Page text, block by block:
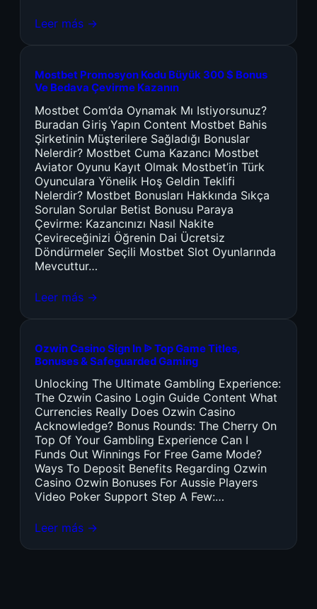
Leer más →
Mostbet Promosyon Kodu Büyük 300 $ Bonus
Ve Bedava Çevirme Kazanın
Mostbet Com’da Oynamak Mı Istiyorsunuz?
Buradan Giriş Yapın Content Mostbet Bahis
Şirketinin Müşterilere Sağladığı Bonuslar
Nelerdir? Mostbet Cuma Kazancı Mostbet
Aviator Oyunu Kayıt Olmak Mostbet’in Türk
Oyunculara Yönelik Hoş Geldin Teklifi
Nelerdir? Mostbet Bonusları Hakkında Sıkça
Sorulan Sorular Betist Bonusu Paraya
Çevirme: Kazancınızı Nasıl Nakite
Çevireceğinizi Öğrenin Dai Ücretsiz
Döndürmeler Seçili Mostbet Slot Oyunlarında
Mevcuttur…
Leer más →
Ozwin Casino Sign In ᐉ Top Game Titles,
Bonuses & Safeguarded Gaming
Unlocking The Ultimate Gambling Experience:
The Ozwin Casino Login Guide Content What
Currencies Really Does Ozwin Casino
Acknowledge? Bonus Rounds: The Cherry On
Top Of Your Gambling Experience Can I
Funds Out Winnings For Free Game Mode?
Ways To Deposit Benefits Regarding Ozwin
Casino Ozwin Bonuses For Aussie Players
Video Poker Support Step A Few:…
Leer más →